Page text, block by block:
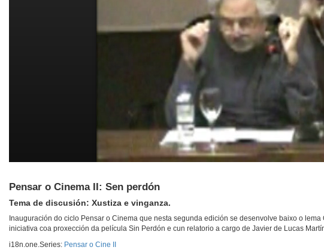
Pensar o Cinema II: Sen perdón
Tema de discusión: Xustiza e vinganza.
Inauguración do ciclo Pensar o Cinema que nesta segunda edición se desenvolve baixo o
iniciativa coa proxección da película Sin Perdón e cun relatorio a cargo de Javier de Lucas
i18n.one.Series: Pensar o Cine II